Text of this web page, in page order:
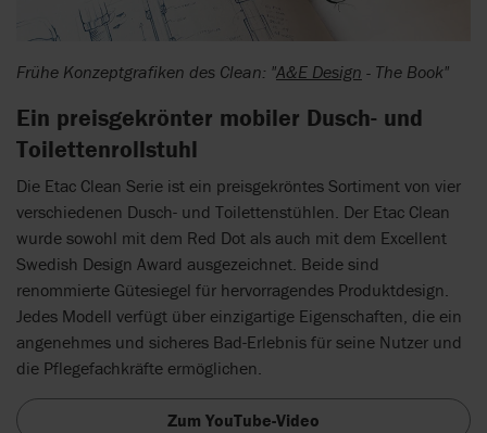
Frühe Konzeptgrafiken des Clean: "A&E Design - The Book"
Ein preisgekrönter mobiler Dusch- und
Toilettenrollstuhl
Die Etac Clean Serie ist ein preisgekröntes Sortiment von vier
verschiedenen Dusch- und Toilettenstühlen. Der Etac Clean
wurde sowohl mit dem Red Dot als auch mit dem Excellent
Swedish Design Award ausgezeichnet. Beide sind
renommierte Gütesiegel für hervorragendes Produktdesign.
Jedes Modell verfügt über einzigartige Eigenschaften, die ein
angenehmes und sicheres Bad-Erlebnis für seine Nutzer und
die Pflegefachkräfte ermöglichen.
Zum YouTube-Video